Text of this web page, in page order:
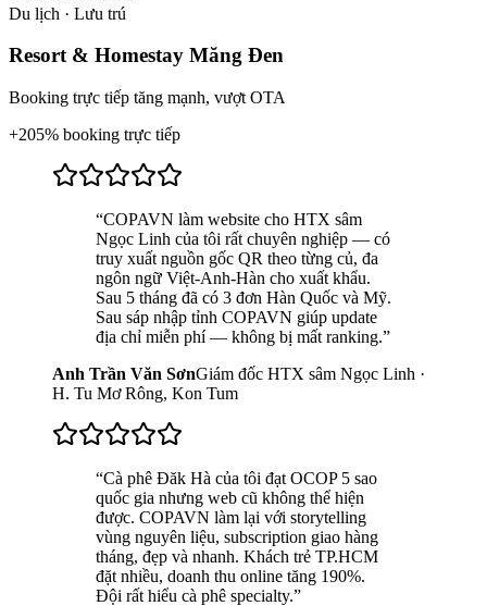
Du lịch · Lưu trú
Resort & Homestay Măng Đen
Booking trực tiếp tăng mạnh, vượt OTA
+205% booking trực tiếp
“COPAVN làm website cho HTX sâm
Ngọc Linh của tôi rất chuyên nghiệp — có
truy xuất nguồn gốc QR theo từng củ, đa
ngôn ngữ Việt-Anh-Hàn cho xuất khẩu.
Sau 5 tháng đã có 3 đơn Hàn Quốc và Mỹ.
Sau sáp nhập tỉnh COPAVN giúp update
địa chỉ miễn phí — không bị mất ranking.”
Anh Trần Văn SơnGiám đốc HTX sâm Ngọc Linh ·
H. Tu Mơ Rông, Kon Tum
“Cà phê Đăk Hà của tôi đạt OCOP 5 sao
quốc gia nhưng web cũ không thể hiện
được. COPAVN làm lại với storytelling
vùng nguyên liệu, subscription giao hàng
tháng, đẹp và nhanh. Khách trẻ TP.HCM
đặt nhiều, doanh thu online tăng 190%.
Đội rất hiểu cà phê specialty.”